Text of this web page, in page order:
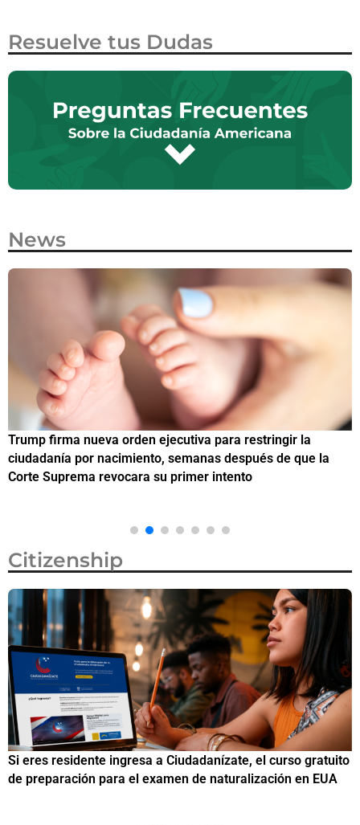
Resuelve tus Dudas
News
Trump firma nueva orden ejecutiva para restringir la
ciudadanía por nacimiento, semanas después de que la
Corte Suprema revocara su primer intento
Citizenship
Si eres residente ingresa a Ciudadanízate, el curso gratuito
de preparación para el examen de naturalización en EUA